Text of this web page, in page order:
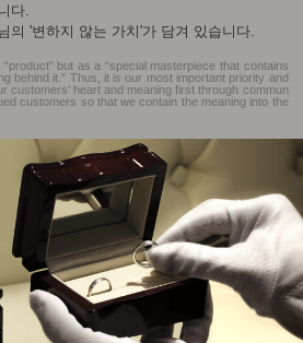
다.
의 '변하지 않는 가치'가 담겨 있습니다.
but as a “special masterpiece that contains
behind it.” Thus, it is our most important priority and
customers’ heart and meaning first through commun
customers so that we contain the meaning into the